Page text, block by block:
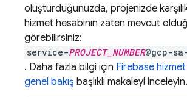
oluşturduğunuzda, projenizde
hizmet hesabının zaten mevcut
görebilirsiniz:
service-PROJECT_NUMBER@gcp-
. Daha fazla bilgi için Firebase
genel bakış başlıklı makaleyi inceleyin.